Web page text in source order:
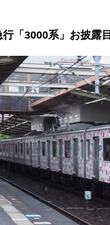
「3000系」お披露目